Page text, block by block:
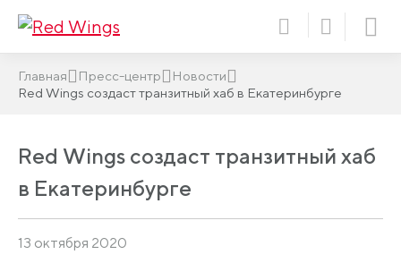
Главная Пресс-центр
Новости
Red Wings создаст транзитный хаб в Екатеринбурге
Red Wings создаст транзитный хаб
в Екатеринбурге
13 октября 2020